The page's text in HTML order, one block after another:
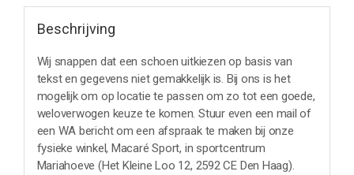
Beschrijving
Wij snappen dat een schoen uitkiezen op basis van
tekst en gegevens niet gemakkelijk is. Bij ons is het
mogelijk om op locatie te passen om zo tot een goede,
weloverwogen keuze te komen. Stuur even een mail of
een WA bericht om een afspraak te maken bij onze
fysieke winkel, Macaré Sport, in sportcentrum
Mariahoeve (Het Kleine Loo 12, 2592 CE Den Haag).